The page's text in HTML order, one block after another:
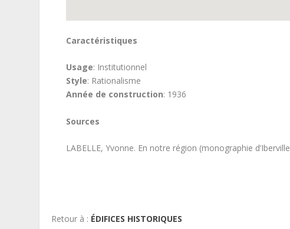
Caractéristiques
Usage: Institutionnel
Style: Rationalisme
Année de construction: 1936
Sources
LABELLE, Yvonne. En notre région (monographie
Retour à : ÉDIFICES HISTORIQUES